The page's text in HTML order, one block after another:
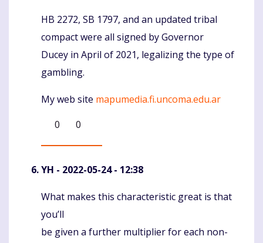
Komentaras
HB 2272, SB 1797, and an updated tribal
compact were all signed by Governor
Ducey in April of 2021, legalizing the type of
gambling.
My web site mapumedia.fi.uncoma.edu.ar
0
0
YH - 2022-05-24 - 12:38
Komentaras
What makes this characteristic great is that
you’ll
be given a further multiplier for each non-